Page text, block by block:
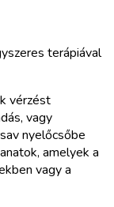
terápiával
vérzést
vagy
nyelőcsőbe
amelyek a
vagy a